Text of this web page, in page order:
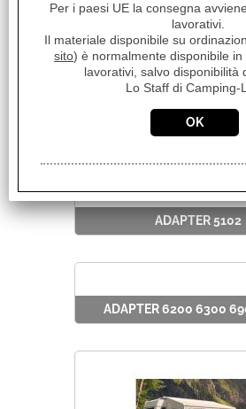
ADAPTER 3200
ADAPTER 4900 5002
ADAPTER 5102
ADAPTER 6200 6300
Per i paesi UE la consegna
lavorativi.
Il materiale disponibile su
sito) è normalmente disponibile
lavorativi, salvo disponibilità
Lo Staff di Camping-